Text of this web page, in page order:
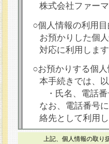
株式会社ファ
○個人情報の利用目
お預かりした個
対応に利用します
○お預かりする個
本手続きでは、
・氏名、電話
なお、電話番号
絡先として利用し
○本人が容易に認
上記、個人情報の取